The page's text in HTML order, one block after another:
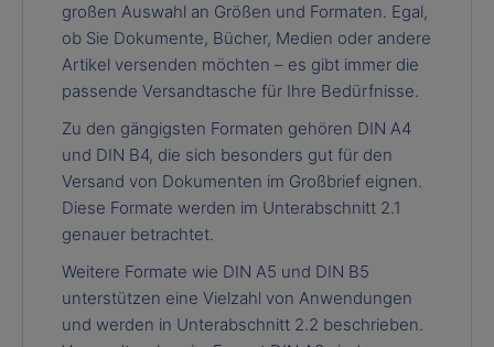
großen Auswahl an Größen und Formaten. Egal,
ob Sie Dokumente, Bücher, Medien oder andere
Artikel versenden möchten – es gibt immer die
passende Versandtasche für Ihre Bedürfnisse.
Zu den gängigsten Formaten gehören DIN A4
und DIN B4, die sich besonders gut für den
Versand von Dokumenten im Großbrief eignen.
Diese Formate werden im Unterabschnitt 2.1
genauer betrachtet.
Weitere Formate wie DIN A5 und DIN B5
unterstützen eine Vielzahl von Anwendungen
und werden in Unterabschnitt 2.2 beschrieben.